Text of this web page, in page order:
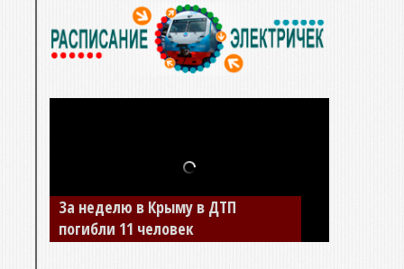
За неделю в Крыму в ДТП
погибли 11 человек